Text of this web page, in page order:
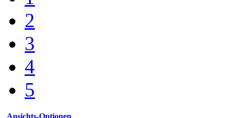
2
3
4
5
Ansichts-Optionen